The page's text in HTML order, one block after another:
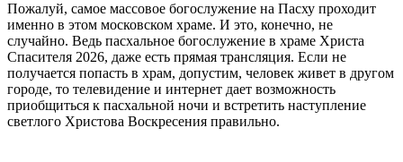
Пожалуй, самое массовое богослужение на Пасху проходит
именно в этом московском храме. И это, конечно, не
случайно. Ведь пасхальное богослужение в храме Христа
Спасителя 2026, даже есть прямая трансляция. Если не
получается попасть в храм, допустим, человек живет в другом
городе, то телевидение и интернет дает возможность
приобщиться к пасхальной ночи и встретить наступление
светлого Христова Воскресения правильно.